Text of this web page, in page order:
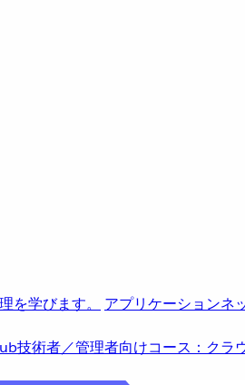
を学びます。 アプリケーションネ
技術者／管理者向けコース：クラ